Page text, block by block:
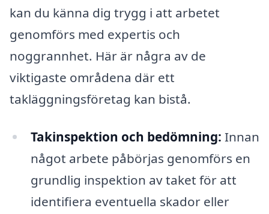
kan du känna dig trygg i att arbetet
genomförs med expertis och
noggrannhet. Här är några av de
viktigaste områdena där ett
takläggningsföretag kan bistå.
Takinspektion och bedömning: Innan
något arbete påbörjas genomförs en
grundlig inspektion av taket för att
identifiera eventuella skador eller